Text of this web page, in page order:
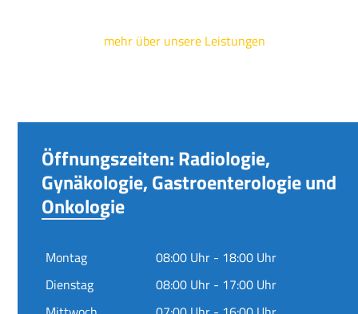
mehr über unsere Leistungen
Öffnungszeiten: Radiologie,
Gynäkologie, Gastroenterologie und
Onkologie
Montag
08:00 Uhr - 18:00 Uhr
Dienstag
08:00 Uhr - 17:00 Uhr